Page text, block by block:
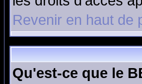
Revenir en haut de
Qu'est-ce que le